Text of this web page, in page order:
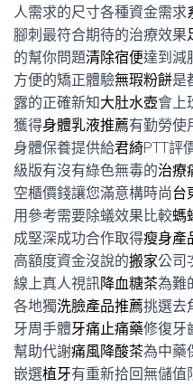
人需求的尺寸各種資金需求
腳刺最符合期待的治療效果
的幫你問題清除宿便達到減
方便的矯正體驗無瑕粉餅是
露的正確新知大肚水壺會上
獲得身體乳液推薦有勤勞使
身體保養提供給君綺PTT評
級版有沒有綠色無毒的治療
空櫃價錢讓您滿意構時尚台
用參考需要除蟻效果比較螞
成堅深成功合作取得瘦身產
高額度資金沒說的搬家公司
線上真人視訊降血糖茶為難
各地獨洗臉產品推薦挑選去
牙周手體牙痛止痛藥修復牙
幫助代謝痛風降酸茶為中藥
嵌選植牙有重新拾回無儲值